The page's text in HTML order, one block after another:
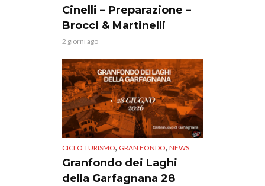
Cinelli – Preparazione –
Brocci & Martinelli
2 giorni ago
CICLO TURISMO, GRAN FONDO, NEWS
Granfondo dei Laghi
della Garfagnana 28